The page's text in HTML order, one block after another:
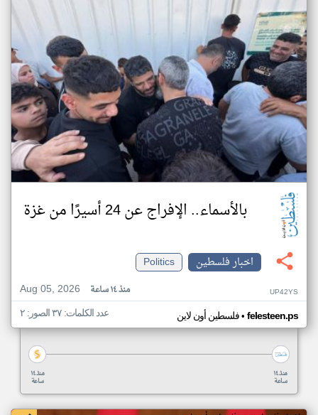
بالأسماء.. الإفراج عن 24 أسيرًا من غزة
اخبار فلسطين
Politics
Aug 05, 2026
منذ ١٤ ساعة UP42YS
فلسطين أون لاين• felesteen.ps عدد الكلمات: ٣٧ الصور: ٢
منذ ١٤
ساعة
منذ ١٤
ساعة